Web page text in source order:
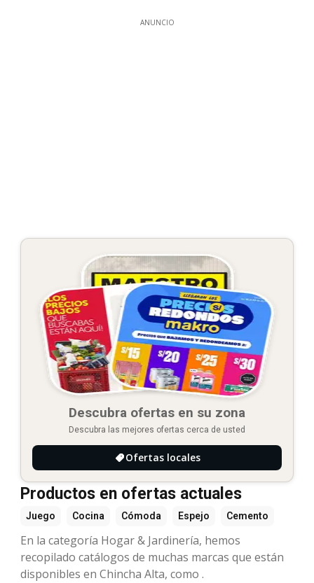
ANUNCIO
Descubra ofertas en su zona
Descubra las mejores ofertas cerca de usted
Ofertas locales
Productos en ofertas actuales
Juego Cocina Cómoda Espejo Cemento
En la categoría Hogar & Jardinería, hemos
recopilado catálogos de muchas marcas que están
disponibles en Chincha Alta, como .